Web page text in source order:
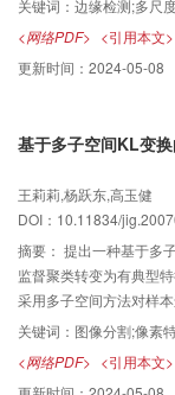
边缘检测算子。与其他
边缘细节保护功能，而
关键词： 边缘检测;多尺
<网络PDF> <引用本文>
更新时间： 2024-05-08
基于多子空间KL变
王莉莉,杨跃东,高玉健
DOI：10.11834/
摘要： 提出一种基于多
监督聚类转变为有典型
采用多子空间方法对样
斯分布的局限性。首先
模糊C均值方法从变换
训练样本为每一个类别
关键词： 图像分割;像素
<网络PDF> <引用本文>